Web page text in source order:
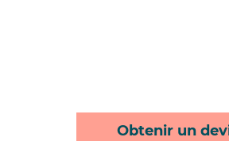
Obtenir un